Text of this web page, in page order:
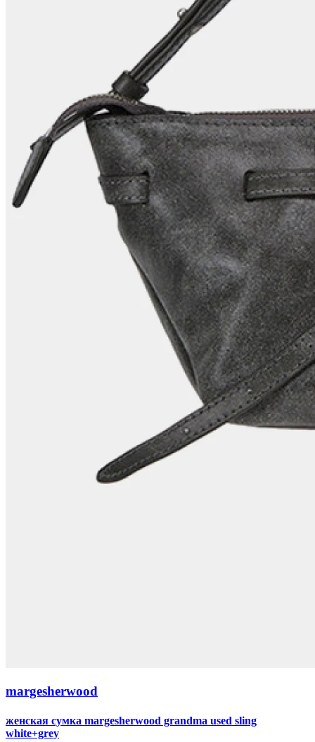
margesherwood
женская сумка margesherwood grandma used sling
white+grey